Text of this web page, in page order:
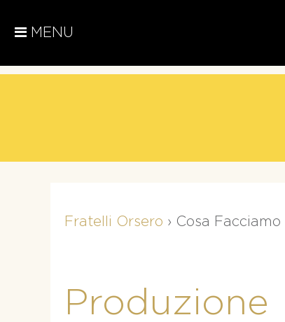
MENU
Fratelli Orsero › Cosa Facciamo
Produzione